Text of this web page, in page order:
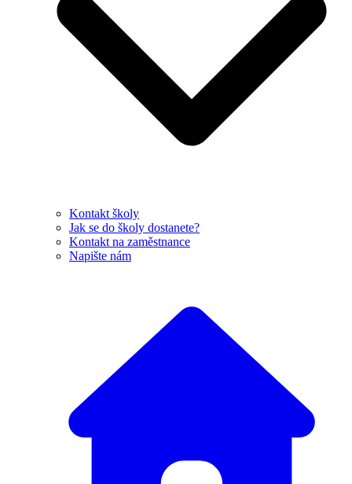
Kontakt školy
Jak se do školy dostanete?
Kontakt na zaměstnance
Napište nám